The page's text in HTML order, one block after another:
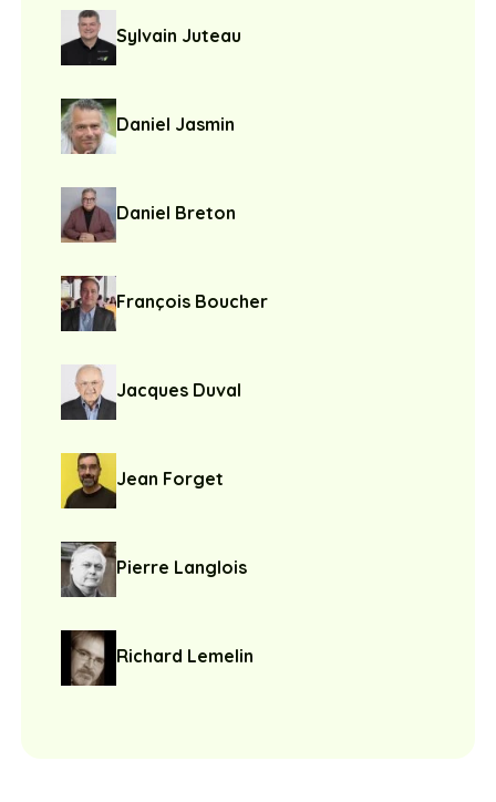
Sylvain Juteau
Daniel Jasmin
Daniel Breton
François Boucher
Jacques Duval
Jean Forget
Pierre Langlois
Richard Lemelin